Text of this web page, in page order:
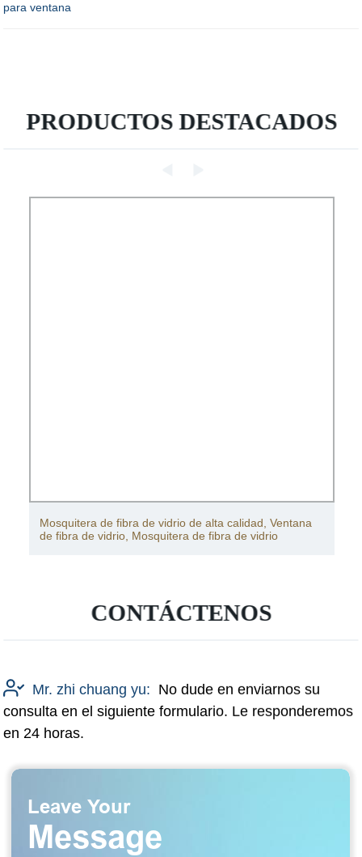
para ventana
PRODUCTOS DESTACADOS
de fibra de vidrio de alta calidad, Ventana
de vidrio, Mosquitera de fibra de vidrio
CONTÁCTENOS
Mr. zhi chuang yu: No dude en enviarnos su
consulta en el siguiente formulario. Le responderemos
en 24 horas.